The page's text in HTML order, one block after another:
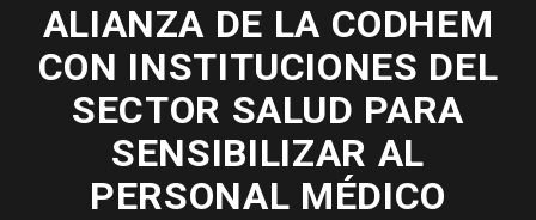
Libre
ALIANZA DE LA CODHEM
CON INSTITUCIONES DEL
SECTOR SALUD PARA
SENSIBILIZAR AL
PERSONAL MÉDICO